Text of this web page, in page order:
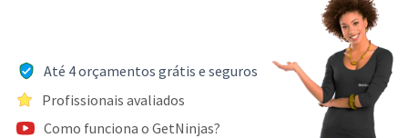
Até 4 orçamentos grátis e seguros
Profissionais avaliados
Como funciona o GetNinjas?